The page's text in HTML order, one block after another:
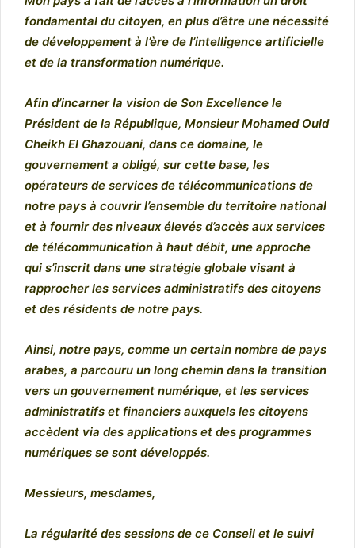
fondamental du citoyen, en plus d’être une nécessité
de développement à l’ère de l’intelligence artificielle
et de la transformation numérique.
Afin d’incarner la vision de Son Excellence le
Président de la République, Monsieur Mohamed Ould
Cheikh El Ghazouani, dans ce domaine, le
gouvernement a obligé, sur cette base, les
opérateurs de services de télécommunications de
notre pays à couvrir l’ensemble du territoire national
et à fournir des niveaux élevés d’accès aux services
de télécommunication à haut débit, une approche
qui s’inscrit dans une stratégie globale visant à
rapprocher les services administratifs des citoyens
et des résidents de notre pays.
Ainsi, notre pays, comme un certain nombre de pays
arabes, a parcouru un long chemin dans la transition
vers un gouvernement numérique, et les services
administratifs et financiers auxquels les citoyens
accèdent via des applications et des programmes
numériques se sont développés.
Messieurs, mesdames,
La régularité des sessions de ce Conseil et le suivi